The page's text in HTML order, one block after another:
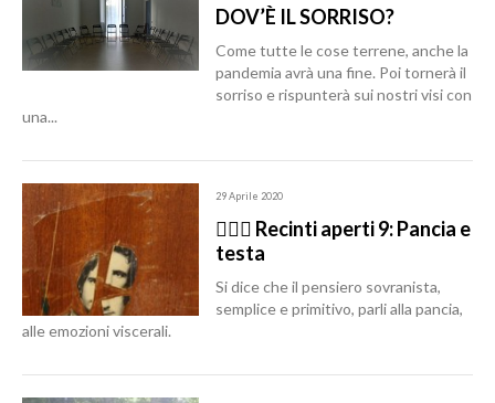
DOV’È IL SORRISO?
Come tutte le cose terrene, anche la
pandemia avrà una fine. Poi tornerà il
sorriso e rispunterà sui nostri visi con
una...
29 Aprile 2020
🙆🏽‍♂️ Recinti aperti 9: Pancia e
testa
Si dice che il pensiero sovranista,
semplice e primitivo, parli alla pancia,
alle emozioni viscerali.